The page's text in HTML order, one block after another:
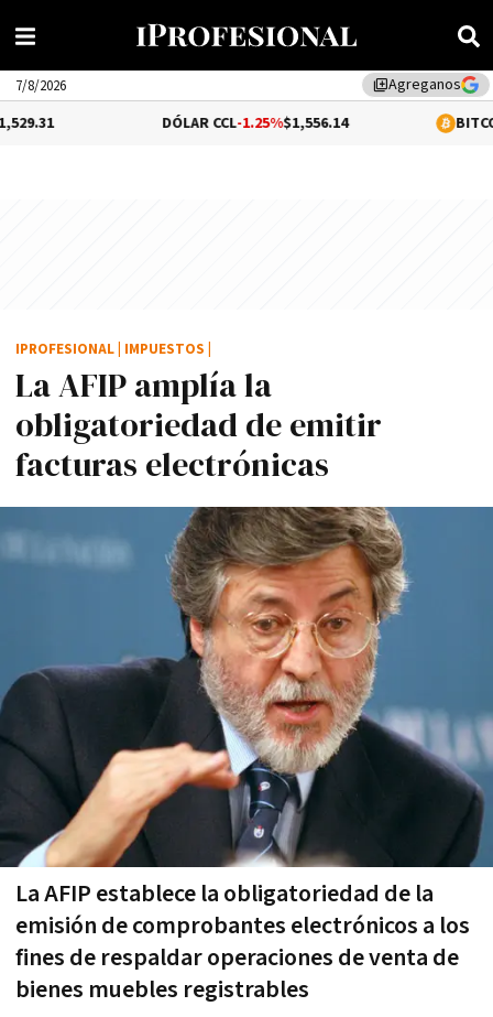
library_addAgreganos
7/8/2026
-1.25%$1,556.14 0.99%
La AFIP amplí­a la
obligatoriedad de emitir
facturas electrónicas
La AFIP establece la obligatoriedad de la
emisión de comprobantes electrónicos a los
fines de respaldar operaciones de venta de
bienes muebles registrables
IPROFESIONAL IMPUESTOS